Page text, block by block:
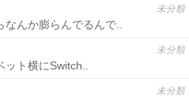
未分類
んか膨らんでるんで..
未分類
ト横にSwitch..
未分類